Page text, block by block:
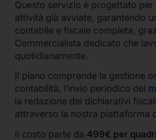
Questo servizio è progettato
attività già avviate, garantendo
contabile e fiscale completa,
Commercialista dedicato che
quotidianamente.
Il piano comprende la gestione
contabilità, l’invio periodico dei
la redazione dei dichiarativi
attraverso la nostra piattaforma
Il costo parte da 499€ per